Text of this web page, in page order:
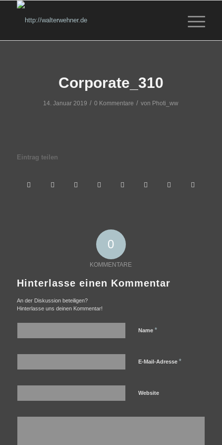
Corporate_310
14. Januar 2019 / 0 Kommentare / von Photi_ww
Eintrag teilen
0
KOMMENTARE
Hinterlasse einen Kommentar
An der Diskussion beteiligen?
Hinterlasse uns deinen Kommentar!
Name *
E-Mail-Adresse *
Website